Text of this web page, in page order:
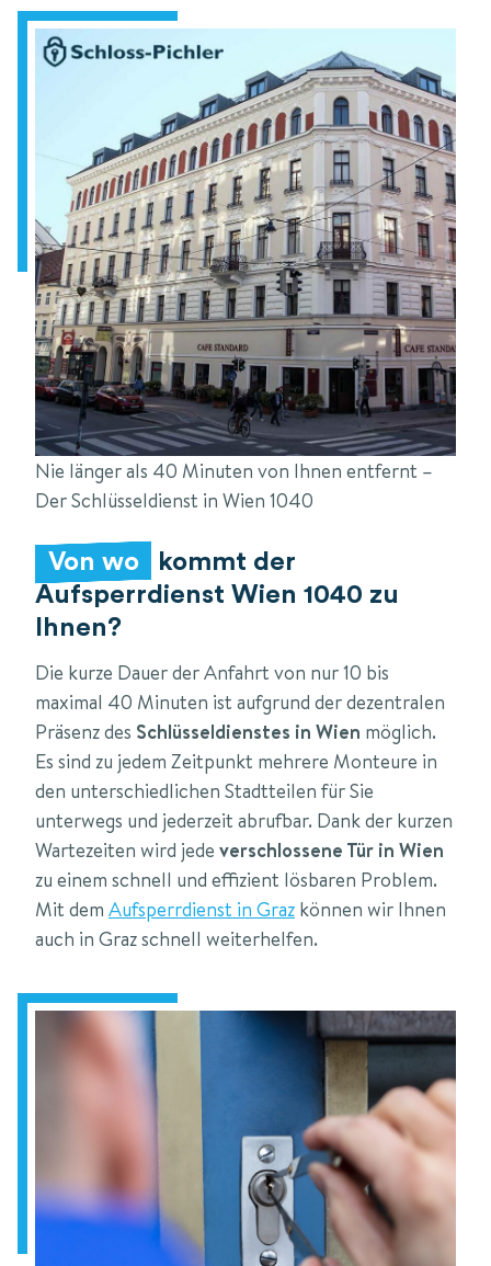
Nie länger als 40 Minuten von Ihnen entfernt –
Der Schlüsseldienst in Wien 1040
Von wo
kommt der
Aufsperrdienst Wien 1040 zu
Ihnen?
Die kurze Dauer der Anfahrt von nur 10 bis
maximal 40 Minuten ist aufgrund der dezentralen
Präsenz des Schlüsseldienstes in Wien möglich.
Es sind zu jedem Zeitpunkt mehrere Monteure in
den unterschiedlichen Stadtteilen für Sie
unterwegs und jederzeit abrufbar. Dank der kurzen
Wartezeiten wird jede verschlossene Tür in Wien
zu einem schnell und effizient lösbaren Problem.
Mit dem Aufsperrdienst in Graz können wir Ihnen
auch in Graz schnell weiterhelfen.